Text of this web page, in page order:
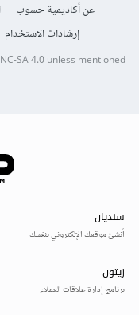
عن أكاديمية حسوب
إرشادات الاستخدام
SA 4.0unless mentioned